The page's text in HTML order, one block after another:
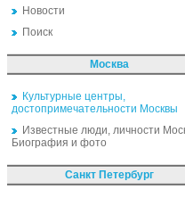
Новости
Поиск
Москва
Культурные центры,
достопримечательности Москвы
Известные люди, личности
Биография и фото
Санкт Петербург